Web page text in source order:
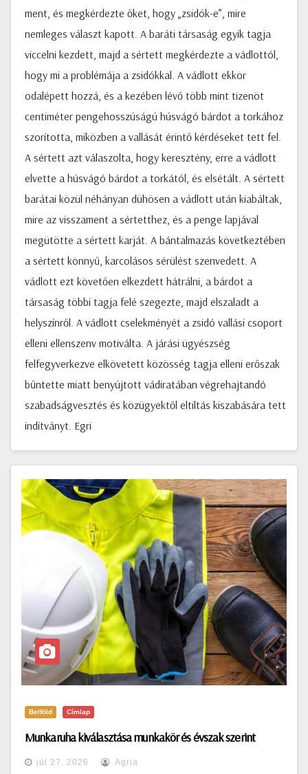
ment, és megkérdezte őket, hogy „zsidók-e”, mire
nemleges választ kapott. A baráti társaság egyik tagja
viccelni kezdett, majd a sértett megkérdezte a vádlottól,
hogy mi a problémája a zsidókkal. A vádlott ekkor
odalépett hozzá, és a kezében lévő több mint tizenöt
centiméter pengehosszúságú húsvágó bárdot a torkához
szorította, miközben a vallását érintő kérdéseket tett fel.
A sértett azt válaszolta, hogy keresztény, erre a vádlott
elvette a húsvágó bárdot a torkától, és elsétált. A sértett
barátai közül néhányan dühösen a vádlott után kiabáltak,
mire az visszament a sértetthez, és a penge lapjával
megütötte a sértett karját. A bántalmazás következtében
a sértett könnyű, karcolásos sérülést szenvedett. A
vádlott ezt követően elkezdett hátrálni, a bárdot a
társaság többi tagja felé szegezte, majd elszaladt a
helyszínről. A vádlott cselekményét a zsidó vallási csoport
elleni ellenszenv motiválta. A járási ügyészség
felfegyverkezve elkövetett közösség tagja elleni erőszak
bűntette miatt benyújtott vádiratában végrehajtandó
szabadságvesztés és közügyektől eltiltás kiszabására tett
indítványt. Egri
Belföld Címlap
Munkaruha kiválasztása munkakör és évszak szerint
júl 27, 2026 Agria